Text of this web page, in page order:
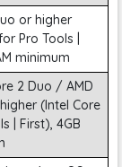
âm tùy chỉnh
sẽ loại bỏ
or higher
Pro Tools |
minimum
2 Duo / AMD
(Intel Core
| First), 4GB